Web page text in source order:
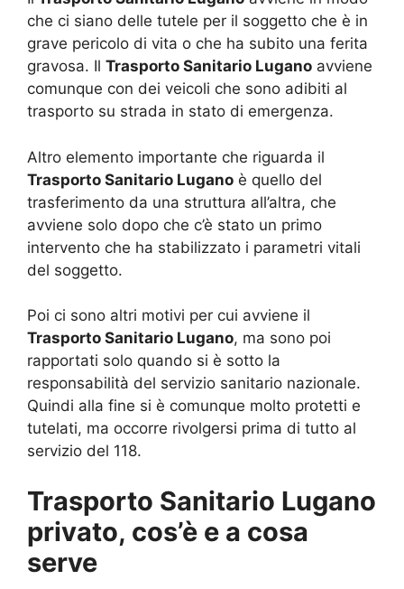
che ci siano delle tutele per il soggetto che è in
grave pericolo di vita o che ha subito una ferita
gravosa. Il Trasporto Sanitario Lugano avviene
comunque con dei veicoli che sono adibiti al
trasporto su strada in stato di emergenza.
Altro elemento importante che riguarda il
Trasporto Sanitario Lugano è quello del
trasferimento da una struttura all’altra, che
avviene solo dopo che c’è stato un primo
intervento che ha stabilizzato i parametri vitali
del soggetto.
Poi ci sono altri motivi per cui avviene il
Trasporto Sanitario Lugano, ma sono poi
rapportati solo quando si è sotto la
responsabilità del servizio sanitario nazionale.
Quindi alla fine si è comunque molto protetti e
tutelati, ma occorre rivolgersi prima di tutto al
servizio del 118.
Trasporto Sanitario Lugano
privato, cos’è e a cosa
serve